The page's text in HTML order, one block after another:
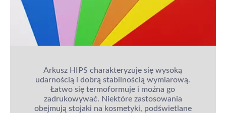
Arkusz HIPS charakteryzuje się wysoką
udarnością i dobrą stabilnością wymiarową.
Łatwo się termoformuje i można go
zadrukowywać. Niektóre zastosowania
obejmują stojaki na kosmetyki, podświetlane